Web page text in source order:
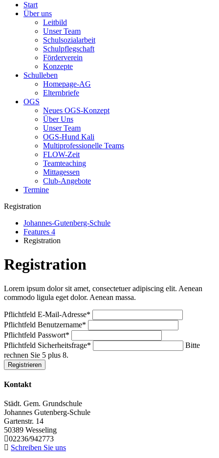
Start
Über uns
Leitbild
Unser Team
Schulsozialarbeit
Schulpflegschaft
Förderverein
Konzepte
Schulleben
Homepage-AG
Elternbriefe
OGS
Neues OGS-Konzept
Über Uns
Unser Team
OGS-Hund Kali
Multiprofessionelle Teams
FLOW-Zeit
Teamteaching
Mittagessen
Club-Angebote
Termine
Registration
Johannes-Gutenberg-Schule
Features 4
Registration
Registration
Lorem ipsum dolor sit amet, consectetuer adipiscing elit. Aenean
commodo ligula eget dolor. Aenean massa.
Pflichtfeld E-Mail-Adresse*
Pflichtfeld Benutzername*
Pflichtfeld Passwort*
Pflichtfeld Sicherheitsfrage*
Bitte
rechnen Sie 5 plus 8.
Registrieren
Kontakt
Städt. Gem. Grundschule
Johannes Gutenberg-Schule
Gartenstr. 14
50389 Wesseling
02236/942773
Schreiben Sie uns